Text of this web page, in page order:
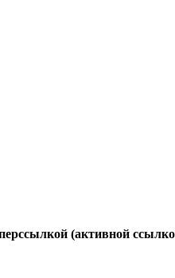
(активной